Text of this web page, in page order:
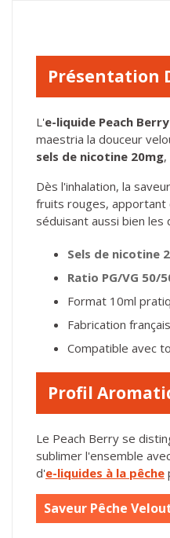
Présentation
L'e-liquide Peach Berry
maestria la douceur
sels de nicotine 20mg
Dès l'inhalation, la
fruits rouges, apportant
séduisant aussi bien
Sels de nicotine
Ratio PG/VG 50/
Format 10ml
Fabrication
Compatible avec
Profil
Le Peach Berry se
sublimer l'ensemble
d'e-liquides à la pêche
Saveur Pêche